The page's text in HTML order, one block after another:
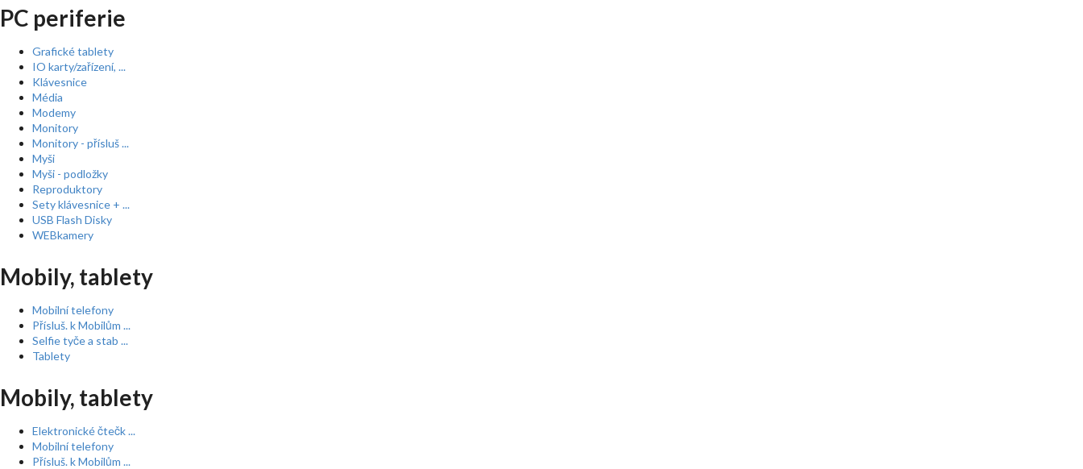
PC periferie
Grafické tablety
IO karty/zařízení, ...
Klávesnice
Média
Modemy
Monitory
Monitory - přísluš ...
Myši
Myši - podložky
Reproduktory
Sety klávesnice + ...
USB Flash Disky
WEBkamery
Mobily, tablety
Mobilní telefony
Přísluš. k Mobilům ...
Selfie tyče a stab ...
Tablety
Mobily, tablety
Elektronické čtečk ...
Mobilní telefony
Přísluš. k Mobilům ...